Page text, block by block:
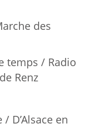
des
temps / Radio
Renz
D’Alsace en